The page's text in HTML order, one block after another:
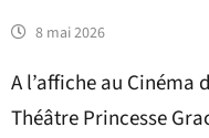
8 mai 2026
A l’affiche au Cinéma
Théâtre Princesse